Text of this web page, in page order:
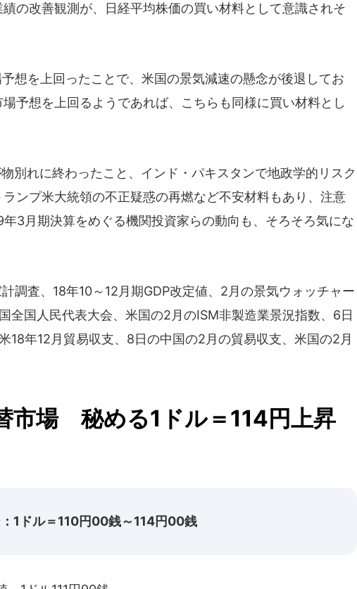
の改善観測が、日経平均株価の買い材料として意識されそ
想を上回ったことで、米国の景気減速の懸念が後退してお
予想を上回るようであれば、こちらも同様に買い材料とし
別れに終わったこと、インド・パキスタンで地政学的リスク
ンプ米大統領の不正疑惑の再燃など不安材料もあり、注意
3月期決算をめぐる機関投資家らの動向も、そろそろ気にな
調査、18年10～12月期GDP改定値、2月の景気ウォッチャー
全国人民代表大会、米国の2月のISM非製造業景況指数、6日
18年12月貿易収支、8日の中国の2月の貿易収支、米国の2月
市場 秘める1ドル＝114円上昇
：1ドル＝110円00銭～114円00銭